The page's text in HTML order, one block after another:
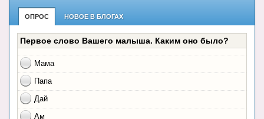
ОПРОС НОВОЕ В БЛОГАХ